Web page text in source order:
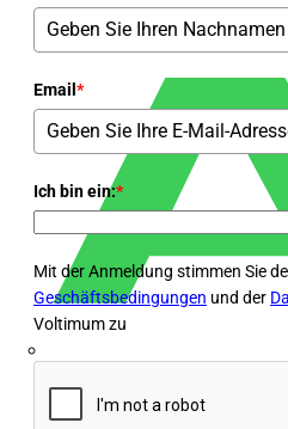
Email *
Ich bin ein:*
Mit der Anmeldung stimmen Sie
Geschäftsbedingungen und der
Voltimum zu